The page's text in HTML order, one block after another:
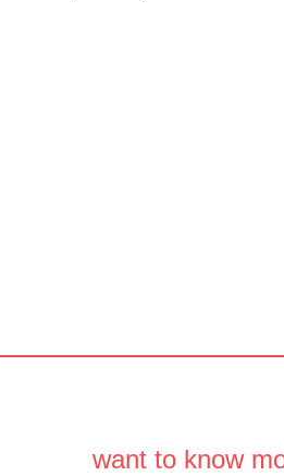
want to know